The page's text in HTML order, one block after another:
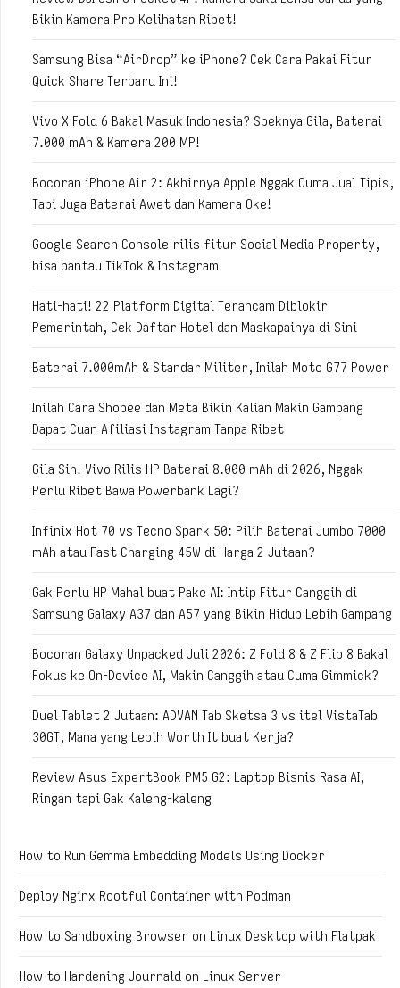
Bikin Kamera Pro Kelihatan Ribet!
Samsung Bisa “AirDrop” ke iPhone? Cek Cara Pakai Fitur
Quick Share Terbaru Ini!
Vivo X Fold 6 Bakal Masuk Indonesia? Speknya Gila, Baterai
7.000 mAh & Kamera 200 MP!
Bocoran iPhone Air 2: Akhirnya Apple Nggak Cuma Jual Tipis,
Tapi Juga Baterai Awet dan Kamera Oke!
Google Search Console rilis fitur Social Media Property,
bisa pantau TikTok & Instagram
Hati-hati! 22 Platform Digital Terancam Diblokir
Pemerintah, Cek Daftar Hotel dan Maskapainya di Sini
Baterai 7.000mAh & Standar Militer, Inilah Moto G77 Power
Inilah Cara Shopee dan Meta Bikin Kalian Makin Gampang
Dapat Cuan Afiliasi Instagram Tanpa Ribet
Gila Sih! Vivo Rilis HP Baterai 8.000 mAh di 2026, Nggak
Perlu Ribet Bawa Powerbank Lagi?
Infinix Hot 70 vs Tecno Spark 50: Pilih Baterai Jumbo 7000
mAh atau Fast Charging 45W di Harga 2 Jutaan?
Gak Perlu HP Mahal buat Pake AI: Intip Fitur Canggih di
Samsung Galaxy A37 dan A57 yang Bikin Hidup Lebih Gampang
Bocoran Galaxy Unpacked Juli 2026: Z Fold 8 & Z Flip 8 Bakal
Fokus ke On-Device AI, Makin Canggih atau Cuma Gimmick?
Duel Tablet 2 Jutaan: ADVAN Tab Sketsa 3 vs itel VistaTab
30GT, Mana yang Lebih Worth It buat Kerja?
Review Asus ExpertBook PM5 G2: Laptop Bisnis Rasa AI,
Ringan tapi Gak Kaleng-kaleng
How to Run Gemma Embedding Models Using Docker
Deploy Nginx Rootful Container with Podman
How to Sandboxing Browser on Linux Desktop with Flatpak
How to Hardening Journald on Linux Server